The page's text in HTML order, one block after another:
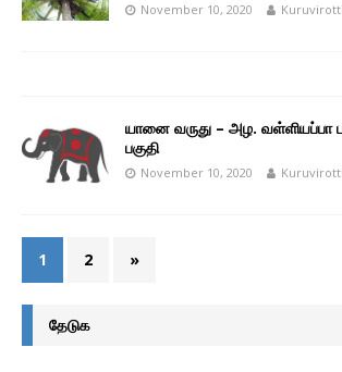
November 10, 2020
யானை வருது – அழ. வள்ளியப்பா
பகுதி
November 10, 2020
1 2 »
தேடுக